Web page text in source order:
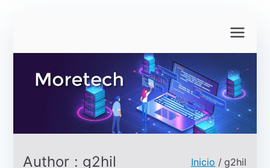
contenido
Author : g2hil Inicio g2hil